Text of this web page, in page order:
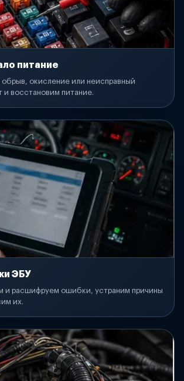
питание
окисление или неисправный
и восстановим питание.
ЭБУ
и расшифруем ошибки, устраним причины
их.